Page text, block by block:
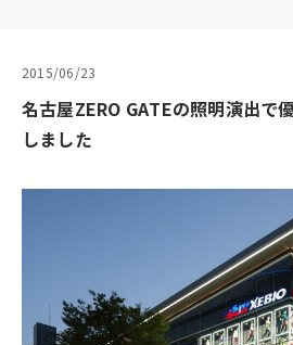
2015/06/23
名古屋ZERO GATEの照明演出で
しました